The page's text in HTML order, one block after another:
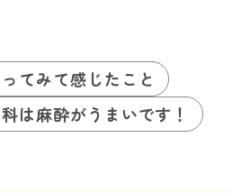
てみて感じたこと
は麻酔がうまいです！